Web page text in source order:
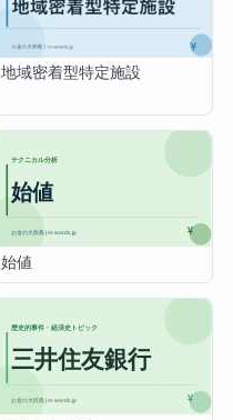
地域密着型特定施設
始値